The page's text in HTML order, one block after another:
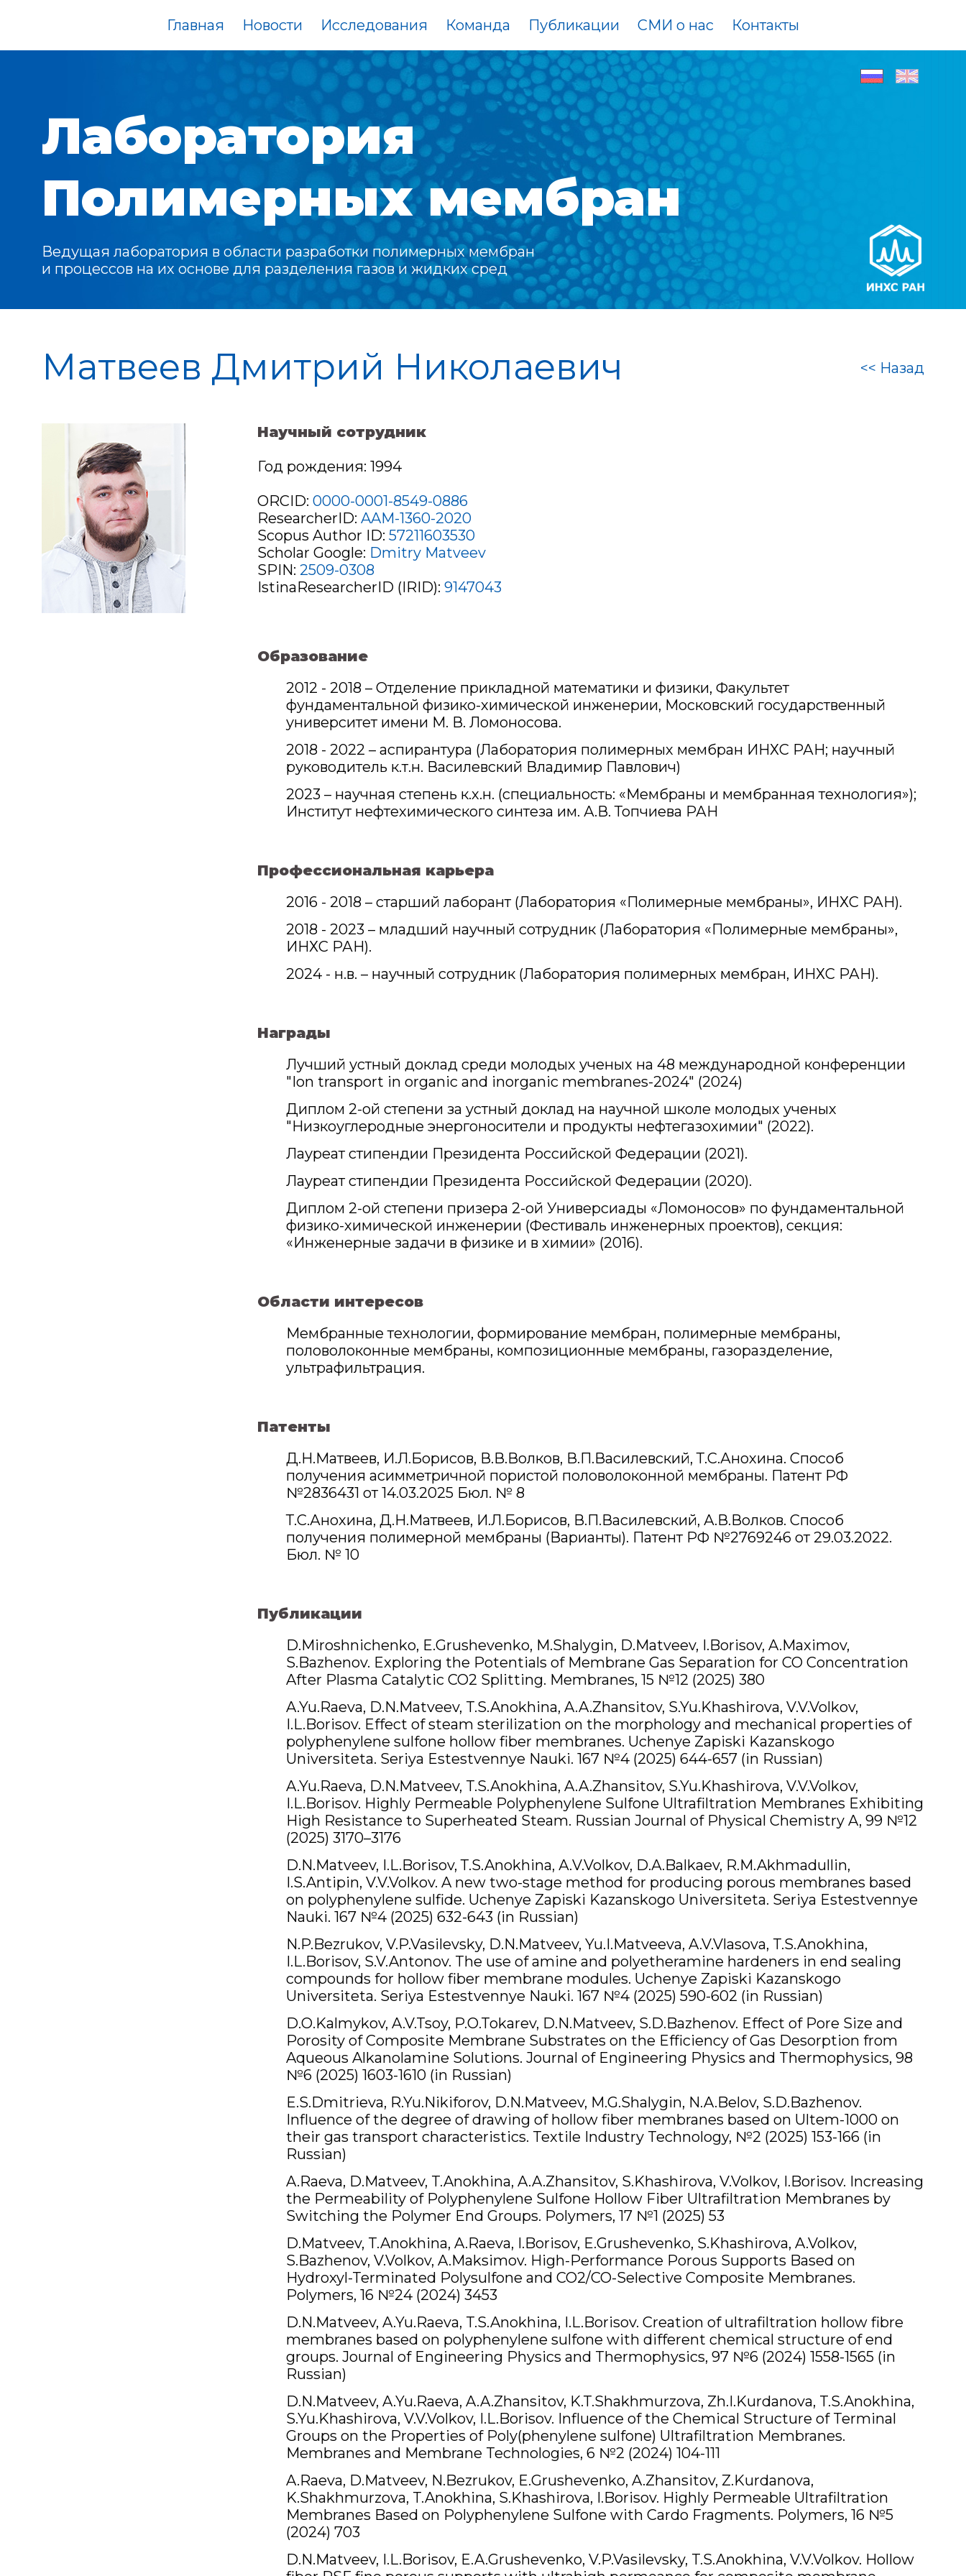
Главная Новости Исследования Команда Публикации СМИ о нас Контакты
Лаборатория
Полимерных мембран
Ведущая лаборатория в области разработки полимерных мембран
и процессов на их основе для разделения газов и жидких сред
Матвеев Дмитрий Николаевич << Назад
Научный сотрудник
Год рождения: 1994
ORCID: 0000-0001-8549-0886
ResearcherID: AAM-1360-2020
Scopus Author ID: 57211603530
Scholar Google: Dmitry Matveev
SPIN: 2509-0308
IstinaResearcherID (IRID): 9147043
Образование
2012 - 2018 – Отделение прикладной математики и физики, Факультет
фундаментальной физико-химической инженерии, Московский государственный
университет имени М. В. Ломоносова.
2018 - 2022 – аспирантура (Лаборатория полимерных мембран ИНХС РАН; научный
руководитель к.т.н. Василевский Владимир Павлович)
2023 – научная степень к.х.н. (специальность: «Мембраны и мембранная технология»);
Институт нефтехимического синтеза им. А.В. Топчиева РАН
Профессиональная карьера
2016 - 2018 – старший лаборант (Лаборатория «Полимерные мембраны», ИНХС РАН).
2018 - 2023 – младший научный сотрудник (Лаборатория «Полимерные мембраны»,
ИНХС РАН).
2024 - н.в. – научный сотрудник (Лаборатория полимерных мембран, ИНХС РАН).
Награды
Лучший устный доклад среди молодых ученых на 48 международной конференции
"Ion transport in organic and inorganic membranes-2024" (2024)
Диплом 2-ой степени за устный доклад на научной школе молодых ученых
"Низкоуглеродные энергоносители и продукты нефтегазохимии" (2022).
Лауреат стипендии Президента Российской Федерации (2021).
Лауреат стипендии Президента Российской Федерации (2020).
Диплом 2-ой степени призера 2-ой Универсиады «Ломоносов» по фундаментальной
физико-химической инженерии (Фестиваль инженерных проектов), секция:
«Инженерные задачи в физике и в химии» (2016).
Области интересов
Мембранные технологии, формирование мембран, полимерные мембраны,
половолоконные мембраны, композиционные мембраны, газоразделение,
ультрафильтрация.
Патенты
Д.Н.Матвеев, И.Л.Борисов, В.В.Волков, В.П.Василевский, Т.С.Анохина. Способ
получения асимметричной пористой половолоконной мембраны. Патент РФ
№2836431 от 14.03.2025 Бюл. № 8
Т.С.Анохина, Д.Н.Матвеев, И.Л.Борисов, В.П.Василевский, А.В.Волков. Способ
получения полимерной мембраны (Варианты). Патент РФ №2769246 от 29.03.2022.
Бюл. № 10
Публикации
D.Miroshnichenko, E.Grushevenko, M.Shalygin, D.Matveev, I.Borisov, A.Maximov,
S.Bazhenov. Exploring the Potentials of Membrane Gas Separation for CO Concentration
After Plasma Catalytic CO2 Splitting. Membranes, 15 №12 (2025) 380
A.Yu.Raeva, D.N.Matveev, T.S.Anokhina, A.A.Zhansitov, S.Yu.Khashirova, V.V.Volkov,
I.L.Borisov. Effect of steam sterilization on the morphology and mechanical properties of
polyphenylene sulfone hollow fiber membranes. Uchenye Zapiski Kazanskogo
Universiteta. Seriya Estestvennye Nauki. 167 №4 (2025) 644-657 (in Russian)
A.Yu.Raeva, D.N.Matveev, T.S.Anokhina, A.A.Zhansitov, S.Yu.Khashirova, V.V.Volkov,
I.L.Borisov. Highly Permeable Polyphenylene Sulfone Ultrafiltration Membranes Exhibiting
High Resistance to Superheated Steam. Russian Journal of Physical Chemistry A, 99 №12
(2025) 3170–3176
D.N.Matveev, I.L.Borisov, Т.S.Anokhina, А.V.Volkov, D.А.Balkaev, R.M.Akhmadullin,
I.S.Antipin, V.V.Volkov. A new two-stage method for producing porous membranes based
on polyphenylene sulfide. Uchenye Zapiski Kazanskogo Universiteta. Seriya Estestvennye
Nauki. 167 №4 (2025) 632-643 (in Russian)
N.P.Bezrukov, V.P.Vasilevsky, D.N.Matveev, Yu.I.Matveeva, A.V.Vlasova, T.S.Anokhina,
I.L.Borisov, S.V.Antonov. The use of amine and polyetheramine hardeners in end sealing
compounds for hollow fiber membrane modules. Uchenye Zapiski Kazanskogo
Universiteta. Seriya Estestvennye Nauki. 167 №4 (2025) 590-602 (in Russian)
D.O.Kalmykov, A.V.Tsoy, P.O.Tokarev, D.N.Matveev, S.D.Bazhenov. Effect of Pore Size and
Porosity of Composite Membrane Substrates on the Efficiency of Gas Desorption from
Aqueous Alkanolamine Solutions. Journal of Engineering Physics and Thermophysics, 98
№6 (2025) 1603-1610 (in Russian)
E.S.Dmitrieva, R.Yu.Nikiforov, D.N.Matveev, M.G.Shalygin, N.A.Belov, S.D.Bazhenov.
Influence of the degree of drawing of hollow fiber membranes based on Ultem-1000 on
their gas transport characteristics. Textile Industry Technology, №2 (2025) 153-166 (in
Russian)
A.Raeva, D.Matveev, T.Anokhina, A.A.Zhansitov, S.Khashirova, V.Volkov, I.Borisov. Increasing
the Permeability of Polyphenylene Sulfone Hollow Fiber Ultrafiltration Membranes by
Switching the Polymer End Groups. Polymers, 17 №1 (2025) 53
D.Matveev, T.Anokhina, A.Raeva, I.Borisov, E.Grushevenko, S.Khashirova, A.Volkov,
S.Bazhenov, V.Volkov, A.Maksimov. High-Performance Porous Supports Based on
Hydroxyl-Terminated Polysulfone and CO2/CO-Selective Composite Membranes.
Polymers, 16 №24 (2024) 3453
D.N.Matveev, A.Yu.Raeva, T.S.Anokhina, I.L.Borisov. Creation of ultrafiltration hollow fibre
membranes based on polyphenylene sulfone with different chemical structure of end
groups. Journal of Engineering Physics and Thermophysics, 97 №6 (2024) 1558-1565 (in
Russian)
D.N.Matveev, A.Yu.Raeva, A.A.Zhansitov, K.T.Shakhmurzova, Zh.I.Kurdanova, T.S.Anokhina,
S.Yu.Khashirova, V.V.Volkov, I.L.Borisov. Influence of the Chemical Structure of Terminal
Groups on the Properties of Poly(phenylene sulfone) Ultrafiltration Membranes.
Membranes and Membrane Technologies, 6 №2 (2024) 104-111
A.Raeva, D.Matveev, N.Bezrukov, E.Grushevenko, A.Zhansitov, Z.Kurdanova,
K.Shakhmurzova, T.Anokhina, S.Khashirova, I.Borisov. Highly Permeable Ultrafiltration
Membranes Based on Polyphenylene Sulfone with Cardo Fragments. Polymers, 16 №5
(2024) 703
D.N.Matveev, I.L.Borisov, E.A.Grushevenko, V.P.Vasilevsky, T.S.Anokhina, V.V.Volkov. Hollow